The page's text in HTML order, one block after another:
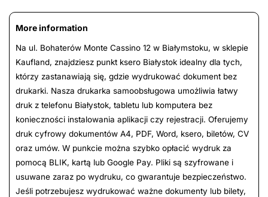
More information
Na ul. Bohaterów Monte Cassino 12 w Białymstoku, w sklepie
Kaufland, znajdziesz punkt ksero Białystok idealny dla tych,
którzy zastanawiają się, gdzie wydrukować dokument bez
drukarki. Nasza drukarka samoobsługowa umożliwia łatwy
druk z telefonu Białystok, tabletu lub komputera bez
konieczności instalowania aplikacji czy rejestracji. Oferujemy
druk cyfrowy dokumentów A4, PDF, Word, ksero, biletów, CV
oraz umów. W punkcie można szybko opłacić wydruk za
pomocą BLIK, kartą lub Google Pay. Pliki są szyfrowane i
usuwane zaraz po wydruku, co gwarantuje bezpieczeństwo.
Jeśli potrzebujesz wydrukować ważne dokumenty lub bilety,